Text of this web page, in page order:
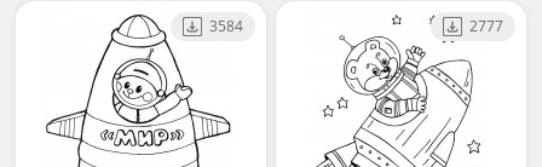
3584 2777